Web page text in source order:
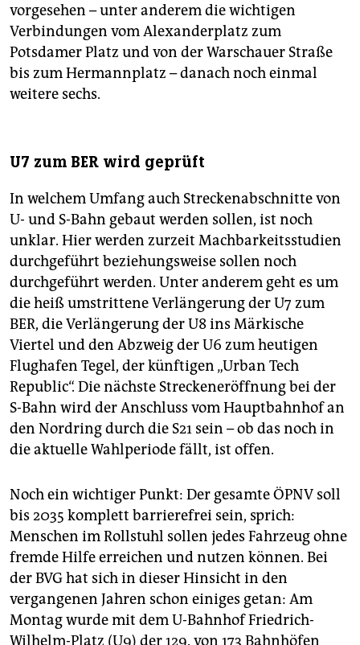
vorgesehen – unter anderem die wichtigen
Verbindungen vom Alexanderplatz zum
Potsdamer Platz und von der Warschauer Straße
bis zum Hermannplatz – danach noch einmal
weitere sechs.
U7 zum BER wird geprüft
In welchem Umfang auch Streckenabschnitte von
U- und S-Bahn gebaut werden sollen, ist noch
unklar. Hier werden zurzeit Machbarkeitsstudien
durchgeführt beziehungsweise sollen noch
durchgeführt werden. Unter anderem geht es um
die heiß umstrittene Verlängerung der U7 zum
BER, die Verlängerung der U8 ins Märkische
Viertel und den Abzweig der U6 zum heutigen
Flughafen Tegel, der künftigen „Urban Tech
Republic“. Die nächste Streckeneröffnung bei der
S-Bahn wird der Anschluss vom Hauptbahnhof an
den Nordring durch die S21 sein – ob das noch in
die aktuelle Wahlperiode fällt, ist offen.
Noch ein wichtiger Punkt: Der gesamte ÖPNV soll
bis 2035 komplett barrierefrei sein, sprich:
Menschen im Rollstuhl sollen jedes Fahrzeug ohne
fremde Hilfe erreichen und nutzen können. Bei
der BVG hat sich in dieser Hinsicht in den
vergangenen Jahren schon einiges getan: Am
Montag wurde mit dem U-Bahnhof Friedrich-
Wilhelm-Platz (U9) der 129. von 173 Bahnhöfen